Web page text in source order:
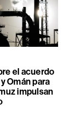
el acuerdo
Omán para
impulsan